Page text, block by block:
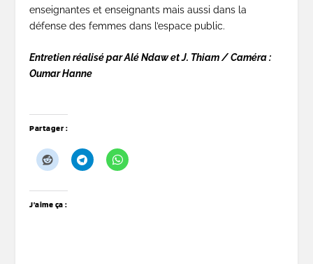
enseignantes et enseignants mais aussi dans la
défense des femmes dans l’espace public.
Entretien réalisé par Alé Ndaw et J. Thiam /Caméra :
Oumar Hanne
Partager :
J’aime ça :